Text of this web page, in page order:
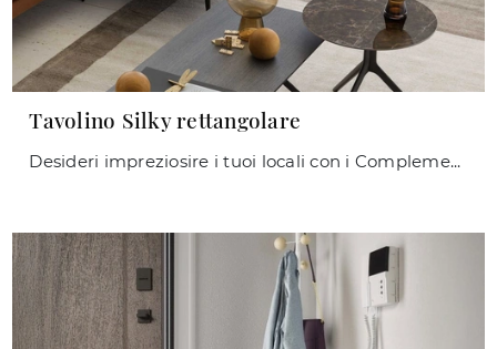
Tavolino Silky rettangolare
Desideri impreziosire i tuoi locali con i Complementi Le Comfort? Ti presentiamo vari modelli di tavolini in legno come Tavolino Silky rettangolare.